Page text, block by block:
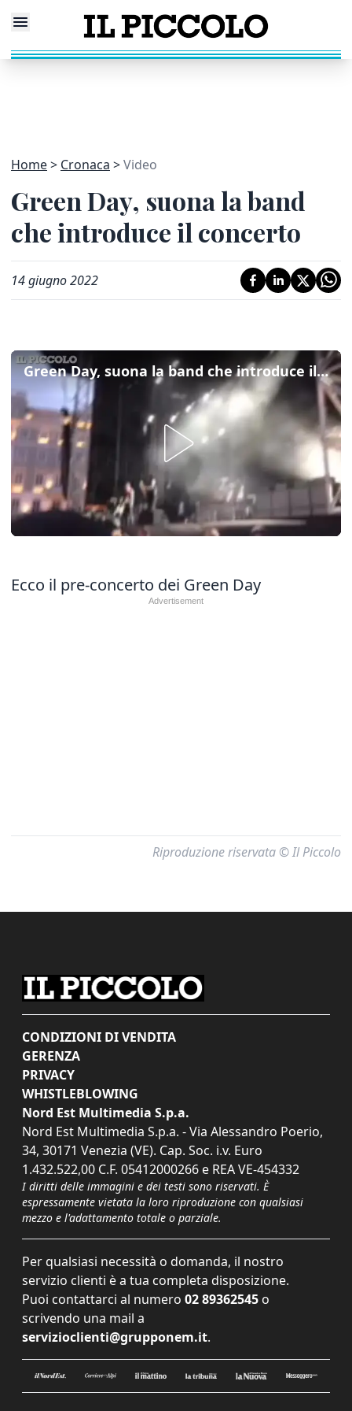
Home Cronaca Video
Green Day, suona la band
che introduce il concerto
14 giugno 2022
Green Day, suona la band che introduce il concerto
Ecco il pre-concerto dei Green Day
Riproduzione riservata © Il Piccolo
CONDIZIONI DI VENDITA
GERENZA
PRIVACY
WHISTLEBLOWING
Nord Est Multimedia S.p.a.
Nord Est Multimedia S.p.a. - Via Alessandro Poerio,
34, 30171 Venezia (VE). Cap. Soc. i.v. Euro
1.432.522,00 C.F. 05412000266 e REA VE-454332
I diritti delle immagini e dei testi sono riservati. È
espressamente vietata la loro riproduzione con qualsiasi
mezzo e l'adattamento totale o parziale.
Per qualsiasi necessità o domanda, il nostro
servizio clienti è a tua completa disposizione.
Puoi contattarci al numero 02 89362545 o
scrivendo una mail a
servizioclienti@grupponem.it.